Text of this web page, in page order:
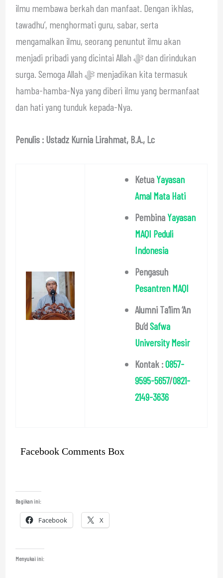
ilmu membawa berkah dan manfaat. Dengan ikhlas,
tawadhu’, menghormati guru, sabar, serta
mengamalkan ilmu, seorang penuntut ilmu akan
menjadi pribadi yang dicintai Allah ﷻ dan dirindukan
surga. Semoga Allah ﷻ menjadikan kita termasuk
hamba-hamba-Nya yang diberi ilmu yang bermanfaat
dan hati yang tunduk kepada-Nya.
Penulis : Ustadz Kurnia Lirahmat, B.A., Lc
Ketua Yayasan
Amal Mata Hati
Pembina Yayasan
MAQI Peduli
Indonesia
Pengasuh
Pesantren MAQI
Alumni Ta’lim ‘An
Bu’dSafwa
University Mesir
Kontak :0857-
9595-5657/0821-
2149-3636
Facebook Comments Box
Bagikan ini:
Facebook X
Menyukai ini: